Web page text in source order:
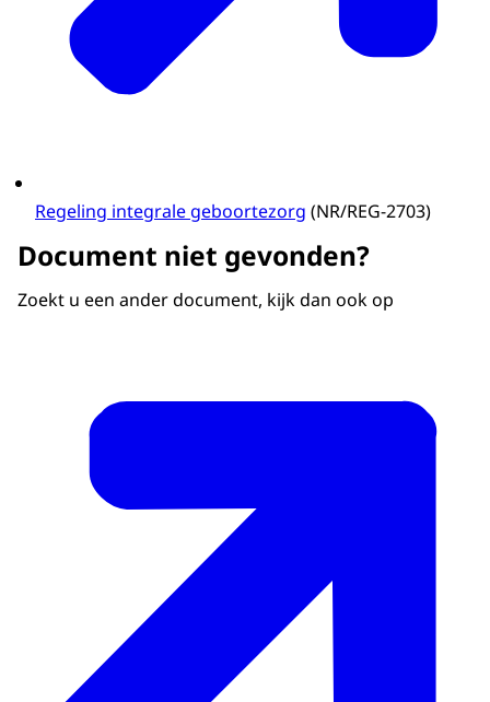
Regeling integrale geboortezorg (NR/REG-2703)
Document niet gevonden?
Zoekt u een ander document, kijk dan ook op